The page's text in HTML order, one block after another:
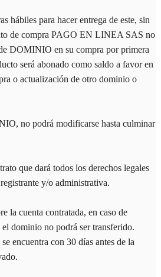
para hacer entrega de este, sin
de compra PAGO EN LINEA SAS no
DOMINIO en su compra por primera
será abonado como saldo a favor en
o actualización de otro dominio o
no podrá modificarse hasta culminar
que dará todos los derechos legales
y/o administrativa.
la cuenta contratada, en caso de
dominio no podrá ser transferido.
encuentra con 30 días antes de la